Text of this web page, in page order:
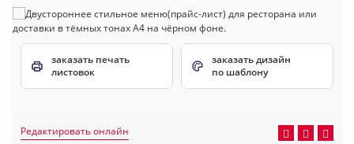
заказать печать
листовок
заказать дизайн
по шаблону
Редактировать онлайн